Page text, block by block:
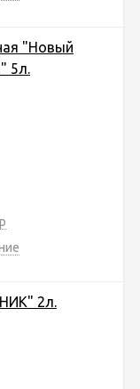
"Новый
5л.
2л.